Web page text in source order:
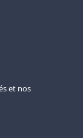
et nos